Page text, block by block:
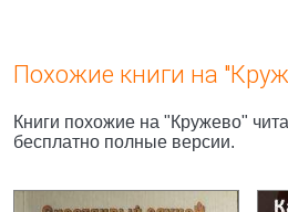
Похожие книги на
Книги похожие на "Кружево"
бесплатно полные версии.